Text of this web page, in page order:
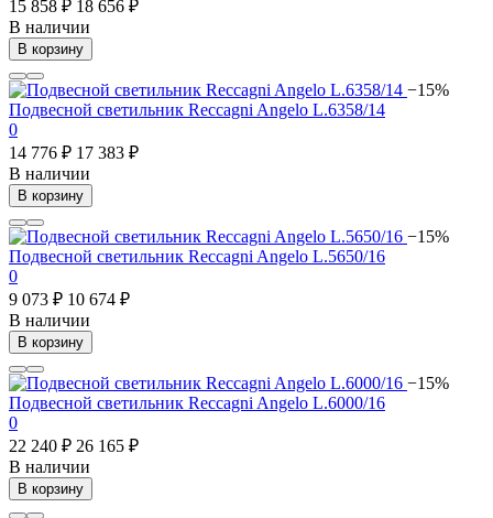
15 858 ₽ 18 656 ₽
В наличии
В корзину
−15%
Подвесной светильник Reccagni Angelo L.6358/14
0
14 776 ₽ 17 383 ₽
В наличии
В корзину
−15%
Подвесной светильник Reccagni Angelo L.5650/16
0
9 073 ₽ 10 674 ₽
В наличии
В корзину
−15%
Подвесной светильник Reccagni Angelo L.6000/16
0
22 240 ₽ 26 165 ₽
В наличии
В корзину